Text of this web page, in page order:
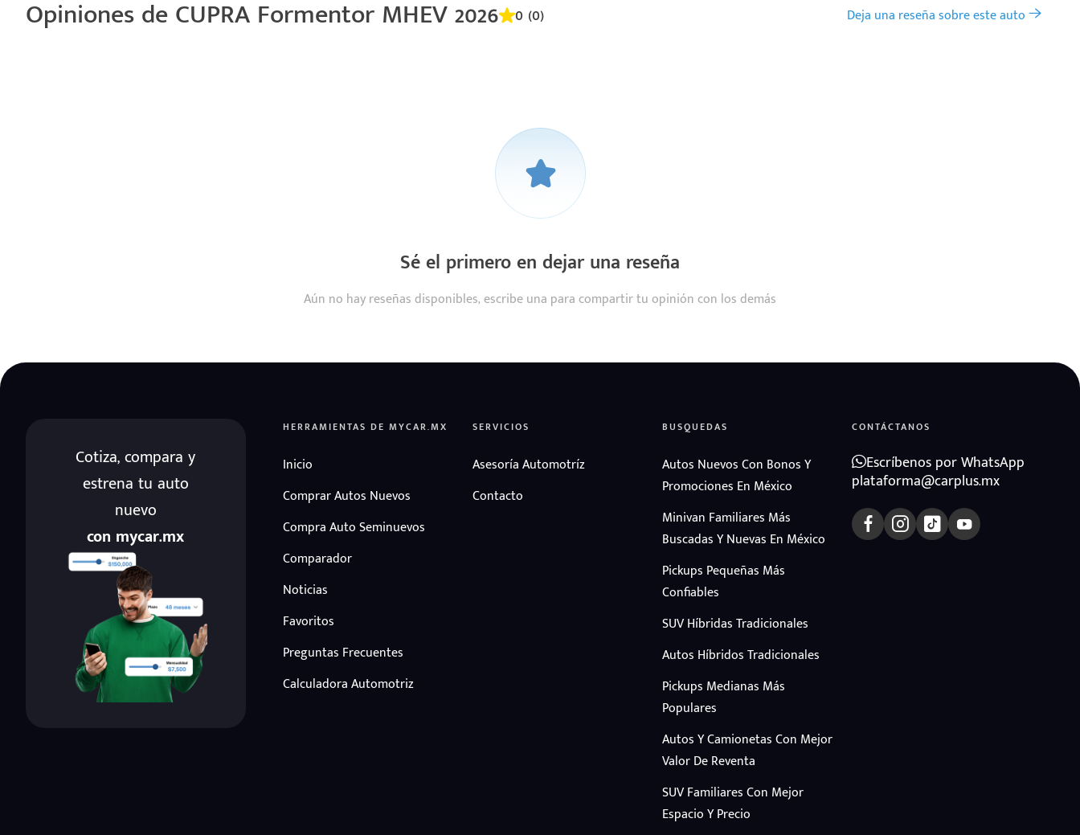
Opiniones de CUPRA Formentor MHEV 2026 0 (0) Deja una reseña sobre este auto
Sé el primero en dejar una reseña
Aún no hay reseñas disponibles, escribe una para compartir tu opinión con los demás
Cotiza, compara y
estrena tu auto
nuevo
con mycar.mx
HERRAMIENTAS DE MYCAR.MX
Inicio
Comprar Autos Nuevos
Compra Auto Seminuevos
Comparador
Noticias
Favoritos
Preguntas Frecuentes
Calculadora Automotriz
SERVICIOS
Asesoría Automotríz
Contacto
BUSQUEDAS
Autos Nuevos Con Bonos Y
Promociones En México
Minivan Familiares Más
Buscadas Y Nuevas En México
Pickups Pequeñas Más
Confiables
SUV Híbridas Tradicionales
Autos Híbridos Tradicionales
Pickups Medianas Más
Populares
Autos Y Camionetas Con Mejor
Valor De Reventa
SUV Familiares Con Mejor
Espacio Y Precio
CONTÁCTANOS
Escríbenos por WhatsApp
plataforma@carplus.mx